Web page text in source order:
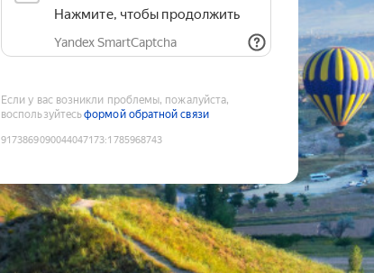
Нажмите, чтобы продолжить
Yandex SmartCaptcha
Если у вас возникли проблемы, пожалуйста,
воспользуйтесьформой обратной связи
9173869090044047173:1785968743